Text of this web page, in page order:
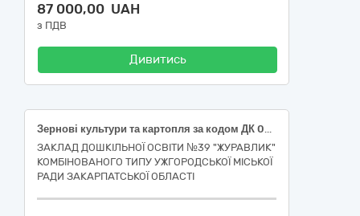
87 000,00 UAH
з ПДВ
Дивитись
Зернові культури та картопля за кодом ДК 021:2015 03210000-6 «Зернові культури та картопля»
ЗАКЛАД ДОШКІЛЬНОЇ ОСВІТИ №39 "ЖУРАВЛИК"
КОМБІНОВАНОГО ТИПУ УЖГОРОДСЬКОЇ МІСЬКОЇ
РАДИ ЗАКАРПАТСЬКОЇ ОБЛАСТІ